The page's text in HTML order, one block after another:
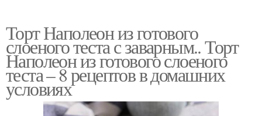
Торт Наполеон из готового
слоеного теста с заварным.. Торт
Наполеон из готового слоеного
теста – 8 рецептов в домашних
условиях